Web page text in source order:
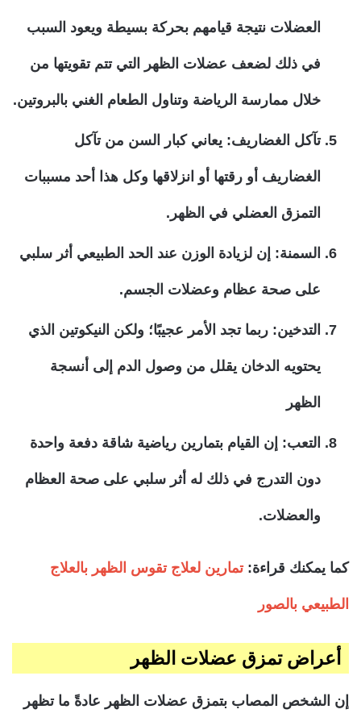
العضلات نتيجة قيامهم بحركة بسيطة ويعود السبب
في ذلك لضعف عضلات الظهر التي تتم تقويتها من
خلال ممارسة الرياضة وتناول الطعام الغني بالبروتين.
تآكل الغضاريف: يعاني كبار السن من تآكل
الغضاريف أو رقتها أو انزلاقها وكل هذا أحد مسببات
التمزق العضلي في الظهر.
السمنة: إن لزيادة الوزن عند الحد الطبيعي أثر سلبي
على صحة عظام وعضلات الجسم.
التدخين: ربما تجد الأمر عجيبًا؛ ولكن النيكوتين الذي
يحتويه الدخان يقلل من وصول الدم إلى أنسجة
الظهر
التعب: إن القيام بتمارين رياضية شاقة دفعة واحدة
دون التدرج في ذلك له أثر سلبي على صحة العظام
والعضلات.
كما يمكنك قراءة:تمارين لعلاج تقوس الظهر بالعلاج
الطبيعي بالصور
أعراض تمزق عضلات الظهر
إن الشخص المصاب بتمزق عضلات الظهر عادةً ما تظهر